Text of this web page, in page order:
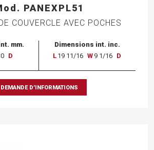
PANEXPL51
COUVERCLE AVEC POCHES
mm.
D
Dimensions int. inc.
L 19 11/16 W 9 1/16 D
DEMANDE D’INFORMATIONS